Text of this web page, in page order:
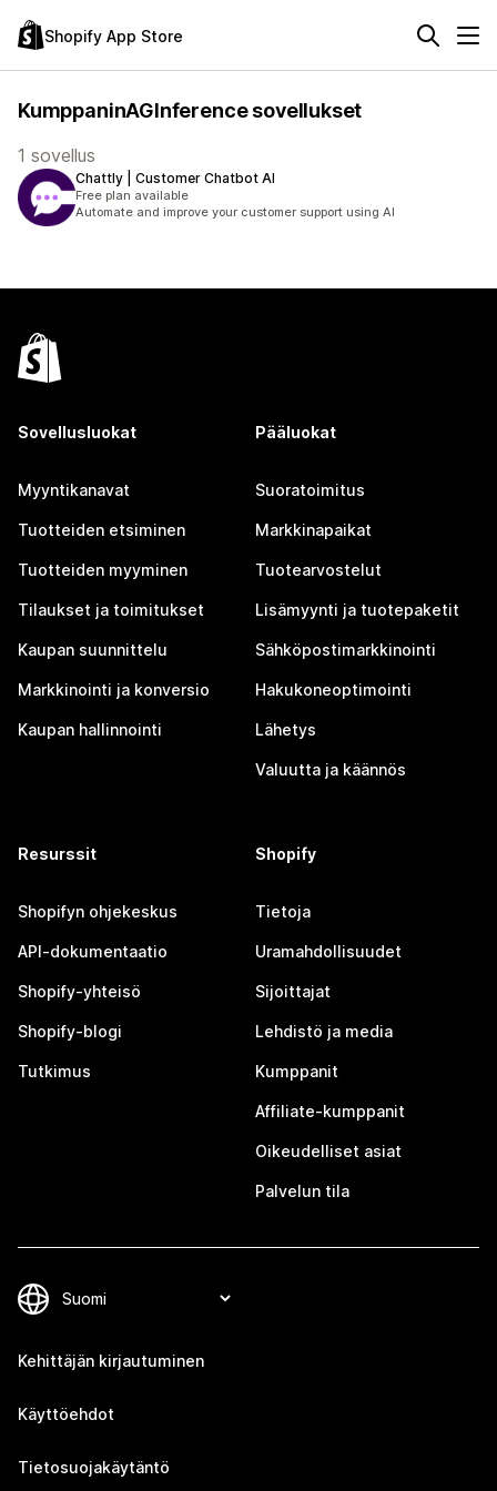
Shopify App Store
KumppaninAGInference sovellukset
1 sovellus
Chattly | Customer Chatbot AI
Free plan available
Automate and improve your customer support using AI
Sovellusluokat
Myyntikanavat
Tuotteiden etsiminen
Tuotteiden myyminen
Tilaukset ja toimitukset
Kaupan suunnittelu
Markkinointi ja konversio
Kaupan hallinnointi
Pääluokat
Suoratoimitus
Markkinapaikat
Tuotearvostelut
Lisämyynti ja tuotepaketit
Sähköpostimarkkinointi
Hakukoneoptimointi
Lähetys
Valuutta ja käännös
Resurssit
Shopifyn ohjekeskus
API-dokumentaatio
Shopify-yhteisö
Shopify-blogi
Tutkimus
Shopify
Tietoja
Uramahdollisuudet
Sijoittajat
Lehdistö ja media
Kumppanit
Affiliate-kumppanit
Oikeudelliset asiat
Palvelun tila
Kehittäjän kirjautuminen
Käyttöehdot
Tietosuojakäytäntö